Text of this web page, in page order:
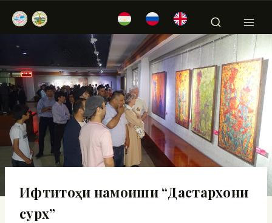
Ифтитоҳи намоиши “Дастархони
сурх”